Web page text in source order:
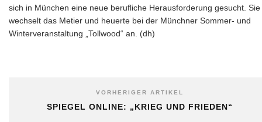
sich in München eine neue berufliche Herausforderung gesucht. Sie
wechselt das Metier und heuerte bei der Münchner Sommer- und
Winterveranstaltung „Tollwood“ an. (dh)
VORHERIGER ARTIKEL
SPIEGEL ONLINE: „KRIEG UND FRIEDEN“